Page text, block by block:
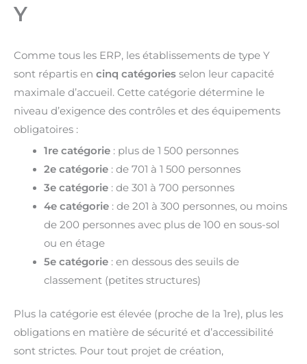
Y
Comme tous les ERP, les établissements de type Y
sont répartis en cinq catégories selon leur capacité
maximale d’accueil. Cette catégorie détermine le
niveau d’exigence des contrôles et des équipements
obligatoires :
1re catégorie: plus de 1 500 personnes
2e catégorie: de 701 à 1 500 personnes
3e catégorie: de 301 à 700 personnes
4e catégorie: de 201 à 300 personnes, ou moins
de 200 personnes avec plus de 100 en sous-sol
ou en étage
5e catégorie: en dessous des seuils de
classement (petites structures)
Plus la catégorie est élevée (proche de la 1re), plus les
obligations en matière de sécurité et d’accessibilité
sont strictes. Pour tout projet de création,